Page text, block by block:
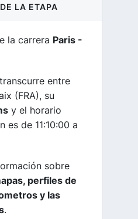
LA ETAPA
la carrera Paris -
entre
(FRA), su
y el horario
es de 11:10:00 a
sobre
perfiles de
y las
.